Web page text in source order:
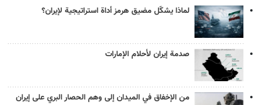
لماذا يشكّل مضيق هرمز أداة استراتيجية لإيران؟
صدمة إيران لأحلام الإمارات
من الإخفاق في الميدان إلى وهم الحصار البري على إيران